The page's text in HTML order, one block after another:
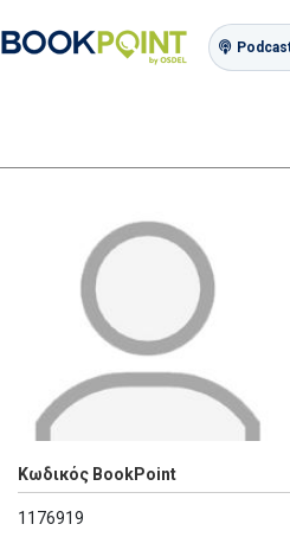
Κωδικός BookPoint
1176919